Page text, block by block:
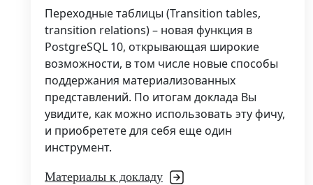
Переходные таблицы (Transition tables,
transition relations) – новая функция в
PostgreSQL 10, открывающая широкие
возможности, в том числе новые способы
поддержания материализованных
представлений. По итогам доклада Вы
увидите, как можно использовать эту фичу,
и приобретете для себя еще один
инструмент.
Материалы к докладу